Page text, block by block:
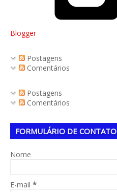
Blogger
Postagens
Comentários
Postagens
Comentários
FORMULÁRIO DE CONTATO
Nome
E-mail *